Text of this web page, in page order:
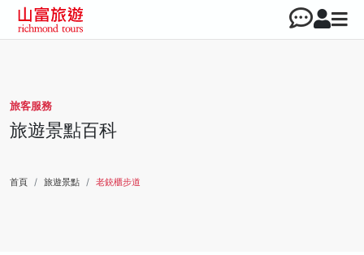
旅客服務
旅遊景點百科
首頁 旅遊景點 老銃櫃步道